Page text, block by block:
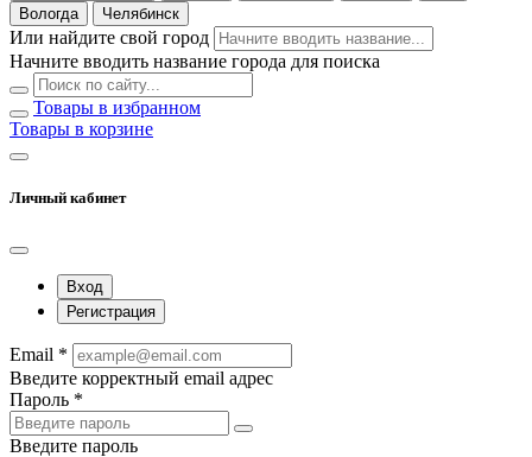
Вологда
Челябинск
Или найдите свой город
Начните вводить название города для поиска
Товары в избранном
Товары в корзине
Личный кабинет
Вход
Регистрация
Email *
Введите корректный email адрес
Пароль *
Введите пароль